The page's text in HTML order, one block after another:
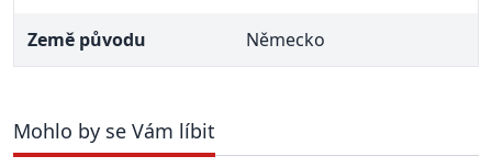
Země původu Německo
Mohlo by se Vám líbit